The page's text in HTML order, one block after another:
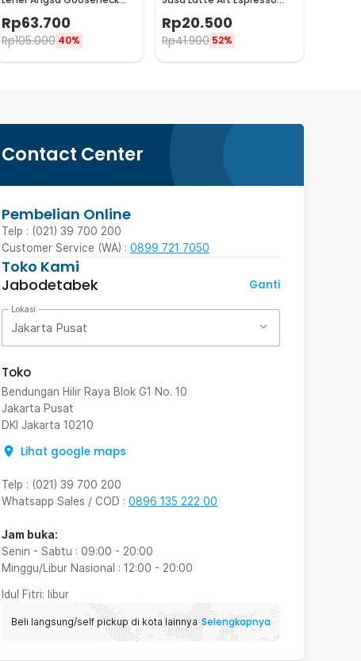
Pour Over Drip Kettle 350ml
- AA049
Rp63.700
Rp105.000 40%
DL060
Rp20.500
Rp41.900 52%
Contact Center
Pembelian Online
Telp : (021) 39 700 200
Customer Service (WA) : 0899 721 7050
Toko Kami
Jabodetabek
Ganti
Lokasi
Jakarta Pusat
Toko
Bendungan Hilir Raya Blok G1 No. 10
Jakarta Pusat
DKI Jakarta 10210
Lihat google maps
Telp : (021) 39 700 200
Whatsapp Sales / COD : 0896 135 222 00
Jam buka:
Senin - Sabtu : 09:00 - 20:00
Minggu/Libur Nasional : 12:00 - 20:00
Idul Fitri: libur
Beli langsung/self pickup di kota lainnya Selengkapnya